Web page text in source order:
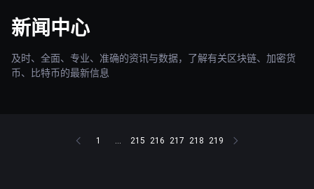
新闻中心
及时、全面、专业、准确的资讯与数据，了解有关区块链、加密货
币、比特币的最新信息
1 ... 215 216 217 218 219